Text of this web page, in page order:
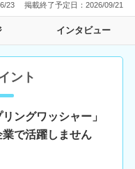
23 掲載終了予定日：2026/09/21
インタビュー
ント
ングワッシャー」
で活躍しません